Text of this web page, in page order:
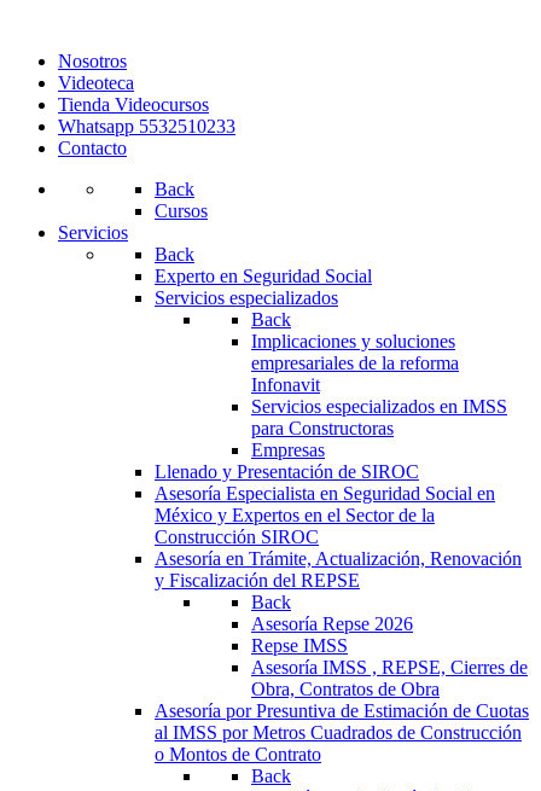
Nosotros
Videoteca
Tienda Videocursos
Whatsapp 5532510233
Contacto
Back
Cursos
Servicios
Back
Experto en Seguridad Social
Servicios especializados
Back
Implicaciones y soluciones
empresariales de la reforma
Infonavit
Servicios especializados en IMSS
para Constructoras
Empresas
Llenado y Presentación de SIROC
Asesoría Especialista en Seguridad Social en
México y Expertos en el Sector de la
Construcción SIROC
Asesoría en Trámite, Actualización, Renovación
y Fiscalización del REPSE
Back
Asesoría Repse 2026
Repse IMSS
Asesoría IMSS , REPSE, Cierres de
Obra, Contratos de Obra
Asesoría por Presuntiva de Estimación de Cuotas
al IMSS por Metros Cuadrados de Construcción
o Montos de Contrato
Back